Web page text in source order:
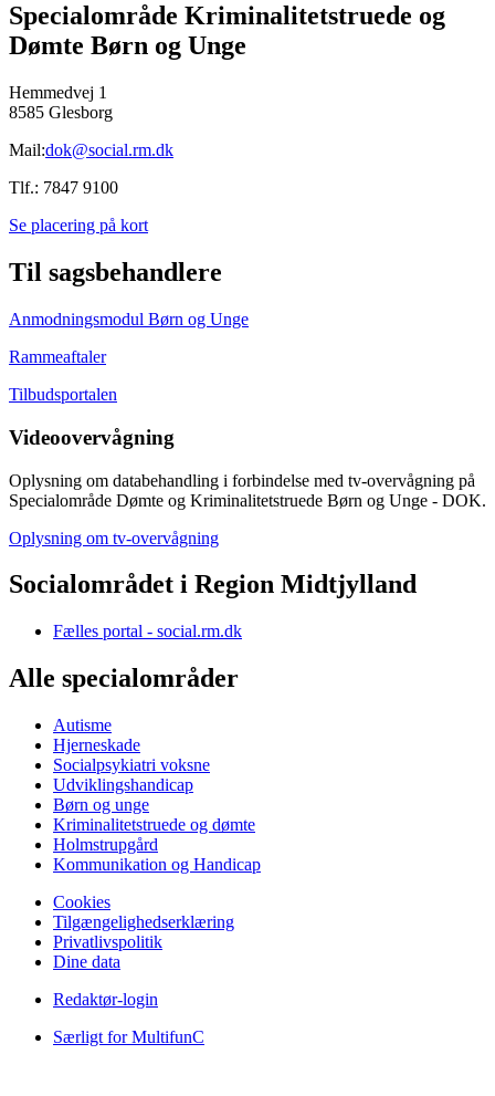
Specialområde Kriminalitetstruede og
Dømte Børn og Unge
Hemmedvej 1
8585 Glesborg
Mail:dok@social.rm.dk
Tlf.: 7847 9100
Se placering på kort
Til sagsbehandlere
Anmodningsmodul Børn og Unge
Rammeaftaler
Tilbudsportalen
Videoovervågning
Oplysning om databehandling i forbindelse med tv-overvågning på
Specialområde Dømte og Kriminalitetstruede Børn og Unge - DOK.
Oplysning om tv-overvågning
Socialområdet i Region Midtjylland
Fælles portal - social.rm.dk
Alle specialområder
Autisme
Hjerneskade
Socialpsykiatri voksne
Udviklingshandicap
Børn og unge
Kriminalitetstruede og dømte
Holmstrupgård
Kommunikation og Handicap
Cookies
Tilgængelighedserklæring
Privatlivspolitik
Dine data
Redaktør-login
Særligt for MultifunC